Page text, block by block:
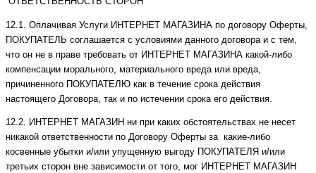
12.1. Оплачивая Услуги ИНТЕРНЕТ МАГАЗИНА по договору Оферты,
ПОКУПАТЕЛЬ соглашается с условиями данного договора и с тем,
что он не в праве требовать от ИНТЕРНЕТ МАГАЗИНА какой-либо
компенсации морального, материального вреда или вреда,
причиненного ПОКУПАТЕЛЮ как в течение срока действия
настоящего Договора, так и по истечении срока его действия.
12.2. ИНТЕРНЕТ МАГАЗИН ни при каких обстоятельствах не несет
никакой ответственности по Договору Оферты за какие-либо
косвенные убытки и/или упущенную выгоду ПОКУПАТЕЛЯ и/или
третьих сторон вне зависимости от того, мог ИНТЕРНЕТ МАГАЗИН